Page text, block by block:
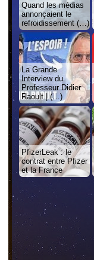
Quand les médias
annonçaient le
refroidissement (…)
La Grande
Interview du
Professeur Didier
Raoult | (…)
PfizerLeak : le
contrat entre Pfizer
et la France